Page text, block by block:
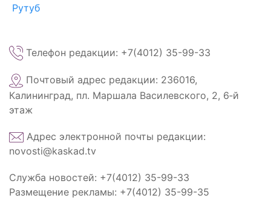
Рутуб
Телефон редакции: +7(4012) 35-99-33
Почтовый адрес редакции: 236016,
Калининград, пл. Маршала Василевского, 2, 6‑й
этаж
Адрес электронной почты редакции:
novosti@kaskad.tv
Служба новостей: +7(4012) 35-99-33
Размещение рекламы: +7(4012) 35-99-35